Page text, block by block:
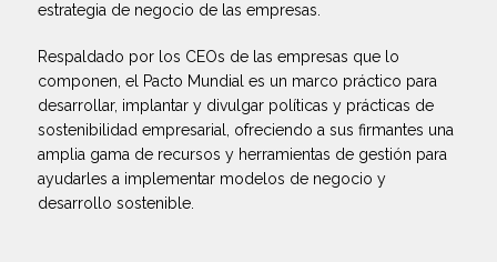
estrategia de negocio de las empresas.
Respaldado por los CEOs de las empresas que lo
componen, el Pacto Mundial es un marco práctico para
desarrollar, implantar y divulgar políticas y prácticas de
sostenibilidad empresarial, ofreciendo a sus firmantes una
amplia gama de recursos y herramientas de gestión para
ayudarles a implementar modelos de negocio y
desarrollo sostenible.